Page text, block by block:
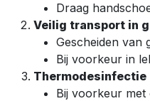
Draag
Veilig transport in
Gescheiden van
Bij voorkeur in
Thermodesinfectie
Bij voorkeur met